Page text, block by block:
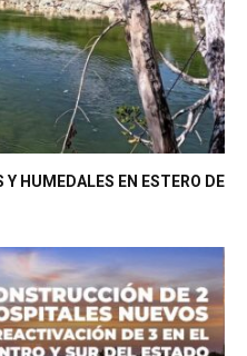
HUMEDALES EN ESTERO DE